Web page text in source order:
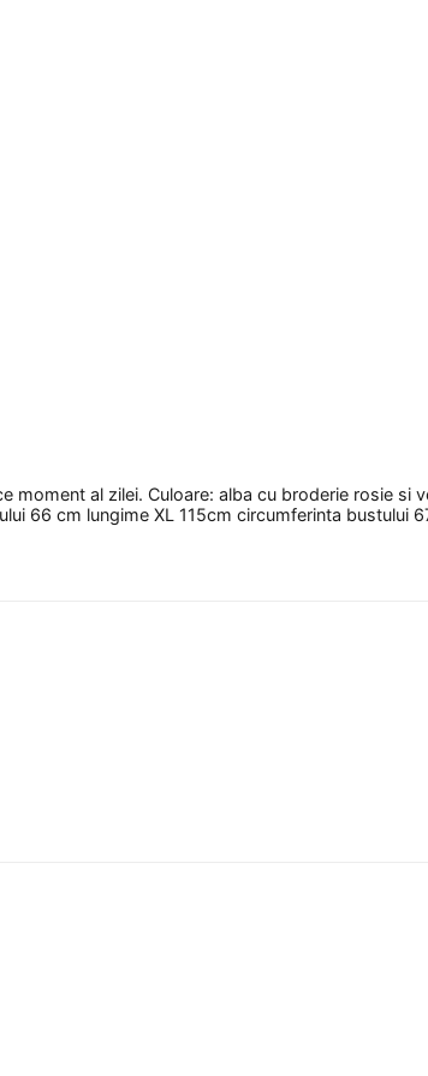
moment al zilei. Culoare: alba cu broderie rosie
66 cm lungime XL 115cm circumferinta bustului